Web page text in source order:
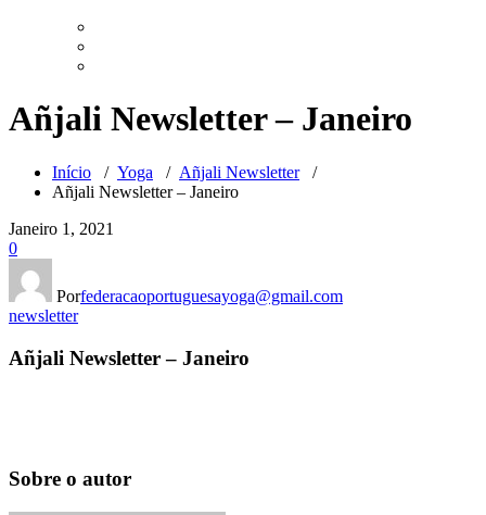
Añjali Newsletter – Janeiro
Início / Yoga / Añjali Newsletter/
Añjali Newsletter – Janeiro
Janeiro 1, 2021
0
Porfederacaoportuguesayoga@gmail.com
newsletter
Añjali Newsletter – Janeiro
Sobre o autor